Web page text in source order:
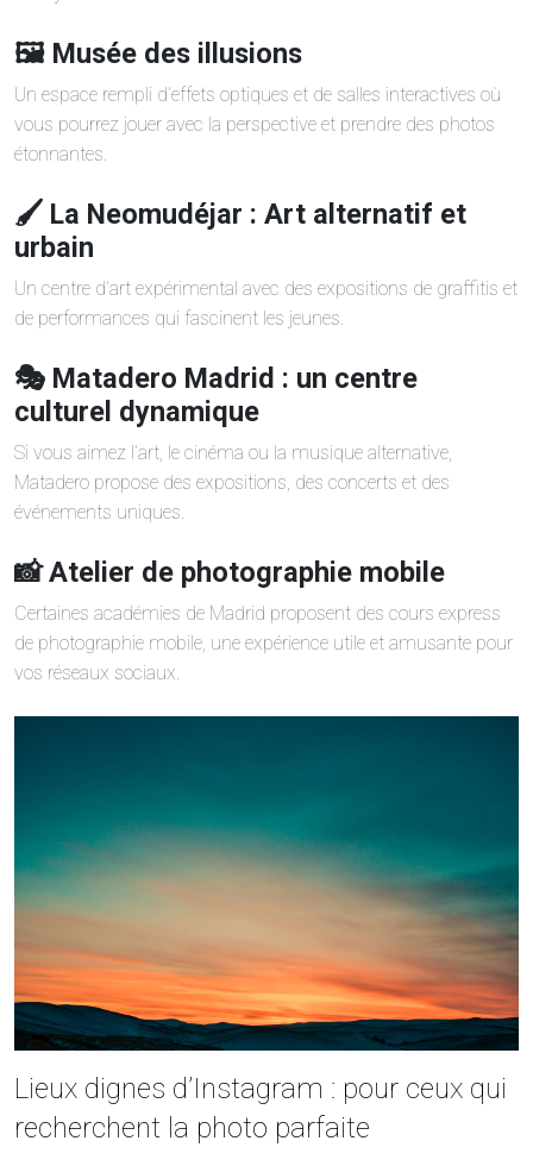
🖼️ Musée des illusions
Un espace rempli d’effets optiques et de salles interactives où
vous pourrez jouer avec la perspective et prendre des photos
étonnantes.
🖌️ La Neomudéjar : Art alternatif et
urbain
Un centre d’art expérimental avec des expositions de graffitis et
de performances qui fascinent les jeunes.
🎭 Matadero Madrid : un centre
culturel dynamique
Si vous aimez l’art, le cinéma ou la musique alternative,
Matadero propose des expositions, des concerts et des
événements uniques.
📸 Atelier de photographie mobile
Certaines académies de Madrid proposent des cours express
de photographie mobile, une expérience utile et amusante pour
vos réseaux sociaux.
Lieux dignes d’Instagram : pour ceux qui
recherchent la photo parfaite